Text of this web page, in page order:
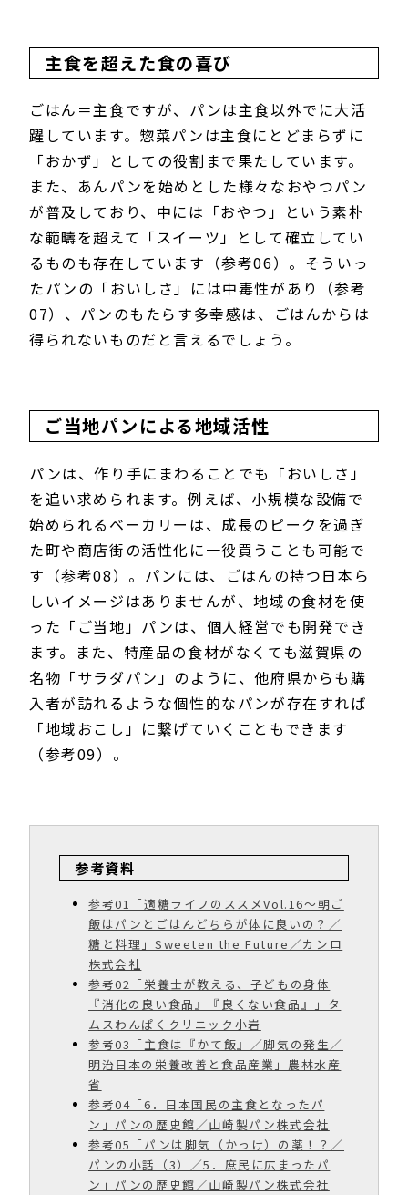
主食を超えた食の喜び
ごはん＝主食ですが、パンは主食以外でに大活
躍しています。惣菜パンは主食にとどまらずに
「おかず」としての役割まで果たしています。
また、あんパンを始めとした様々なおやつパン
が普及しており、中には「おやつ」という素朴
な範疇を超えて「スイーツ」として確立してい
るものも存在しています（参考06）。そういっ
たパンの「おいしさ」には中毒性があり（参考
07）、パンのもたらす多幸感は、ごはんからは
得られないものだと言えるでしょう。
ご当地パンによる地域活性
パンは、作り手にまわることでも「おいしさ」
を追い求められます。例えば、小規模な設備で
始められるベーカリーは、成長のピークを過ぎ
た町や商店街の活性化に一役買うことも可能で
す（参考08）。パンには、ごはんの持つ日本ら
しいイメージはありませんが、地域の食材を使
った「ご当地」パンは、個人経営でも開発でき
ます。また、特産品の食材がなくても滋賀県の
名物「サラダパン」のように、他府県からも購
入者が訪れるような個性的なパンが存在すれば
「地域おこし」に繋げていくこともできます
（参考09）。
参考資料
参考01「適糖ライフのススメVol.16〜朝ご
飯はパンとごはんどちらが体に良いの？／
糖と料理」Sweeten the Future／カンロ
株式会社
参考02「栄養士が教える、子どもの身体
『消化の良い食品』『良くない食品』」タ
ムスわんぱくクリニック小岩
参考03「主食は『かて飯』／脚気の発生／
明治日本の栄養改善と食品産業」農林水産
省
参考04「6．日本国民の主食となったパ
ン」パンの歴史館／山崎製パン株式会社
参考05「パンは脚気（かっけ）の薬！？／
パンの小話（3）／5．庶民に広まったパ
ン」パンの歴史館／山崎製パン株式会社